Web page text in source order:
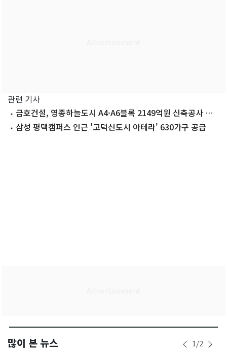
관련 기사
금호건설, 영종하늘도시 A4·A6블록 2149억원 신축공사 수
주 삼성 평택캠퍼스 인근 '고덕신도시 아테라' 630가구 공급
많이 본 뉴스 1/2